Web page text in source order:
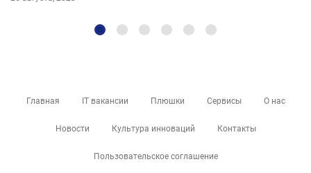
Главная IT вакансии Плюшки Сервисы О нас
Новости Культура инноваций Контакты
Пользовательское соглашение